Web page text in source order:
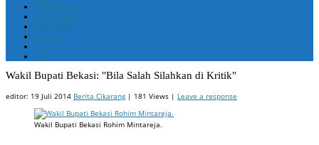
Berita Bekasi
Berita Cikarang
Berita Jabar
Nasional
Politik
ADV
Wakil Bupati Bekasi: "Bila Salah Silahkan di Kritik"
editor: 19 Juli 2014 Berita Cikarang| 181 Views | Leave a response
Wakil Bupati Bekasi Rohim Mintareja.